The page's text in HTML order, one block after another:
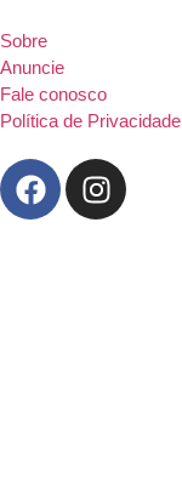
Sobre
Anuncie
Fale conosco
Política de Privacidade